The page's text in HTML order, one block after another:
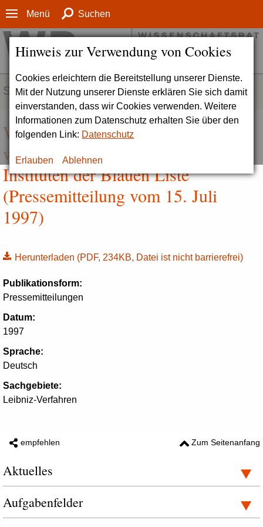
Hinweis zur Verwendung von Cookies
Cookies erleichtern die Bereitstellung unserer Dienste.
Mit der Nutzung unserer Dienste erklären Sie sich damit
einverstanden, dass wir Cookies verwenden. Weitere
Informationen zum Datenschutz erhalten Sie über den
folgenden Link: Datenschutz
Erlauben Ablehnen
Menü Suchen
SERVICE
Wissenschaftsrat verabschiedet
weitere fünf Stellungnahmen zu
Instituten der Blauen Liste
(Pressemitteilung vom 15. Juli
1997)
Herunterladen (PDF, 234KB, Datei ist nicht barrierefrei)
Publikationsform:
Pressemitteilungen
Datum:
1997
Sprache:
Deutsch
Sachgebiete:
Leibniz-Verfahren
empfehlen Zum Seitenanfang
Aktuelles
Aufgabenfelder